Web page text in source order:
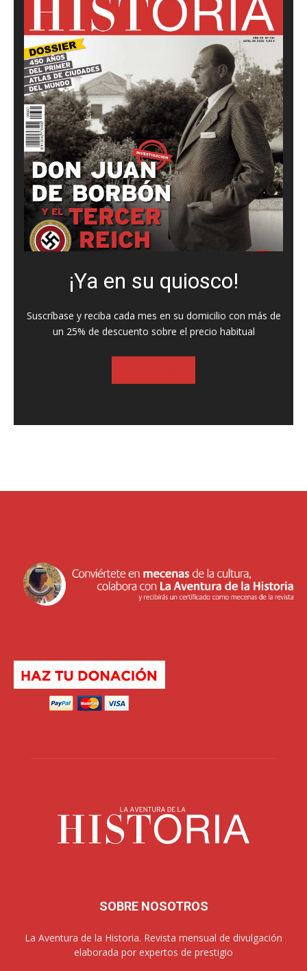
¡Ya en su quiosco!
Suscríbase y reciba cada mes en su domicilio con más de
un 25% de descuento sobre el precio habitual
SOBRE NOSOTROS
La Aventura de la Historia. Revista mensual de divulgación
elaborada por expertos de prestigio